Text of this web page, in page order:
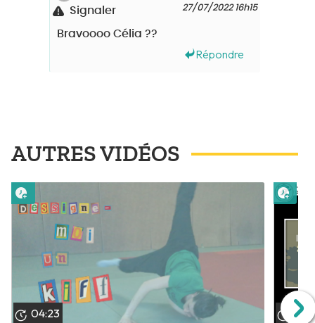
27/07/2022 16h15
Signaler
Bravoooo Célia ??
Répondre
AUTRES VIDÉOS
04:23